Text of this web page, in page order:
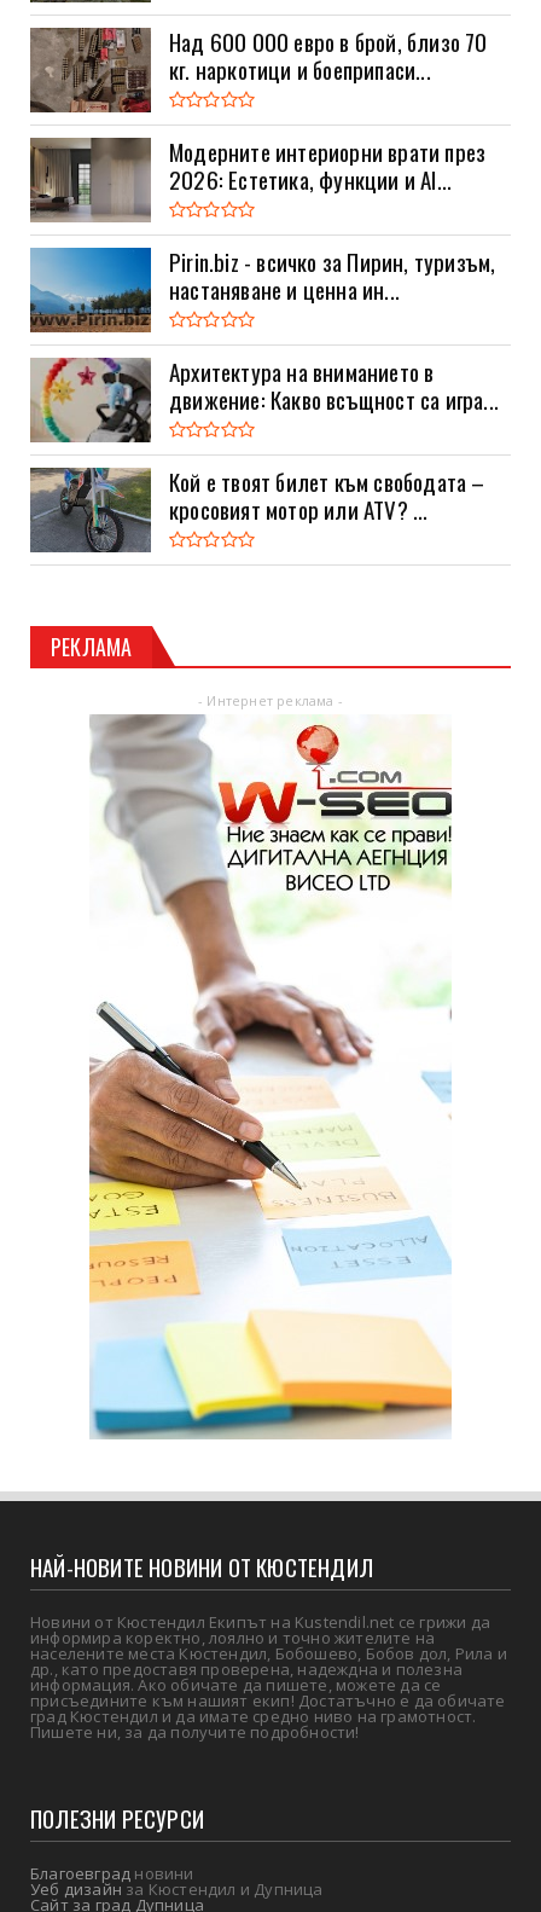
Над 600 000 евро в брой, близо 70
кг. наркотици и боеприпаси...
Модерните интериорни врати през
2026: Естетика, функции и AI...
Pirin.biz - всичко за Пирин, туризъм,
настаняване и ценна ин...
Архитектура на вниманието в
движение: Какво всъщност са игра...
Кой е твоят билет към свободата –
кросовият мотор или ATV? ...
РЕКЛАМА
- Интернет реклама -
НАЙ-НОВИТЕ НОВИНИ ОТ КЮСТЕНДИЛ
Новини от Кюстендил Екипът на Kustendil.net се грижи да
информира коректно, лоялно и точно жителите на
населените места Кюстендил, Бобошево, Бобов дол, Рила и
др., като предоставя проверена, надеждна и полезна
информация. Ако обичате да пишете, можете да се
присъедините към нашият екип! Достатъчно е да обичате
град Кюстендил и да имате средно ниво на грамотност.
Пишете ни, за да получите подробности!
ПОЛЕЗНИ РЕСУРСИ
Благоевград новини
Уеб дизайнза Кюстендил и Дупница
Сайт за град Дупница